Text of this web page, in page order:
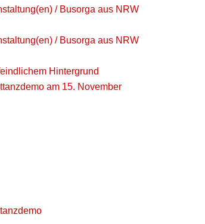
/ Busorga aus NRW
/ Busorga aus NRW
Hintergrund
am 15. November